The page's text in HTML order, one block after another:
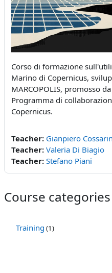
Corso di formazione
Marino di Copernicus,
MARCOPOLIS, promosso
Programma di
Copernicus.
Teacher: Gianpiero
Teacher: Valeria Di Biagio
Teacher: Stefano Piani
Course categories
Training (1)